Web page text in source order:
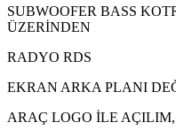
SUBWOOFER BASS
ÜZERİNDEN
RADYO RDS
EKRAN ARKA PLANI
ARAÇ LOGO İLE